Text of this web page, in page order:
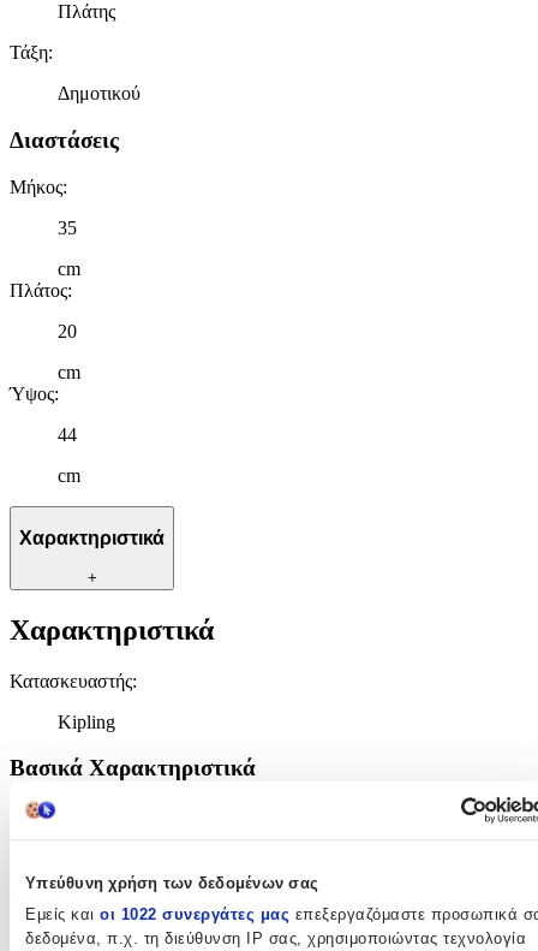
Υπεύθυνη χρήση των δεδομένων σας
Εμείς και οι 1022 συνεργάτες μας επεξεργαζόμαστε προσωπικά
δεδομένα, π.χ. τη διεύθυνση IP σας, χρησιμοποιώντας τεχνολογία
Πλάτης
Τάξη:
Δημοτικού
Διαστάσεις
Μήκος:
35
cm
Πλάτος:
20
cm
Ύψος:
44
cm
Χαρακτηριστικά
+
Χαρακτηριστικά
Κατασκευαστής:
Kipling
Βασικά Χαρακτηριστικά
Χρώμα
Unisex